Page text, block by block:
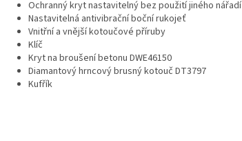
Ochranný kryt nastavitelný bez použití jiného nářadí
Nastavitelná antivibrační boční rukojeť
Vnitřní a vnější kotoučové příruby
Klíč
Kryt na broušení betonu DWE46150
Diamantový hrncový brusný kotouč DT3797
Kufřík